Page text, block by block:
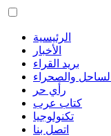
الرئيسية
الأخبار
بريد القراء
الساحل والصحراء
رأي حر
كتاب عرب
تكنولوجيا
اتصل بنا